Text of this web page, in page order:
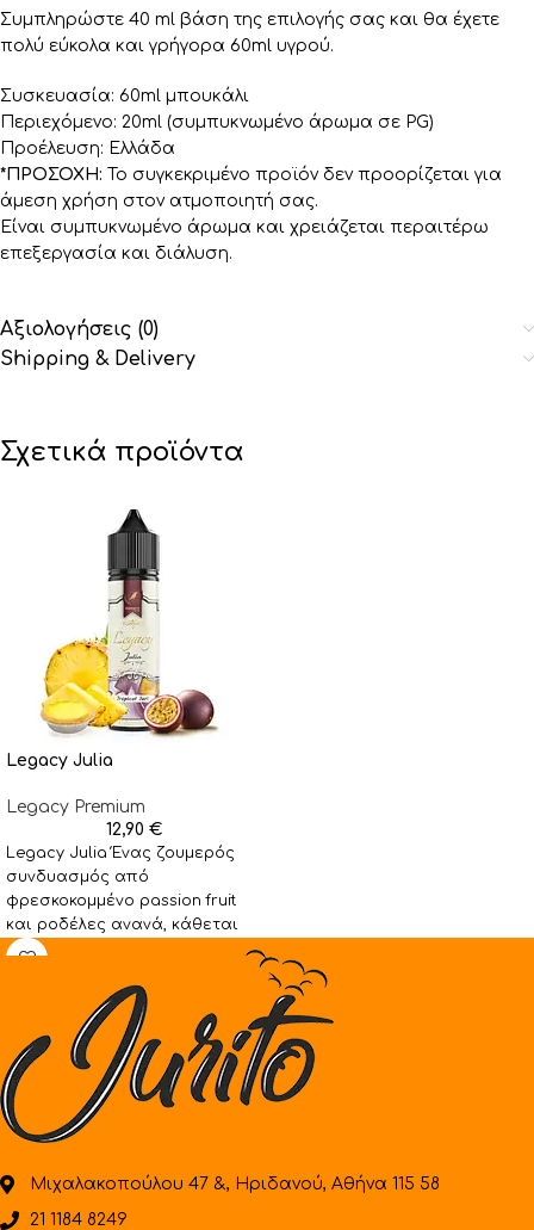
Συμπληρώστε 40 ml βάση της επιλογής σας και θα έχετε
πολύ εύκολα και γρήγορα 60ml υγρού.
Συσκευασία: 60ml μπουκάλι
Περιεχόμενο: 20ml (συμπυκνωμένο άρωμα σε PG)
Προέλευση: Ελλάδα
*ΠΡΟΣΟΧΗ: Το συγκεκριμένο προϊόν δεν προορίζεται για
άμεση χρήση στον ατμοποιητή σας.
Είναι συμπυκνωμένο άρωμα και χρειάζεται περαιτέρω
επεξεργασία και διάλυση.
Αξιολογήσεις (0)
Shipping & Delivery
Σχετικά προϊόντα
Legacy Julia
Legacy Premium
12,90 €
Legacy Julia Ένας ζουμερός
συνδυασμός από
φρεσκοκομμένο passion fruit
και ροδέλες ανανά, κάθεται
ιδανικά σε μία βάση
Ετοιμαστείτε
Μιχαλακοπούλου 47 &, Ηριδανού, Αθήνα 115 58
21 1184 8249